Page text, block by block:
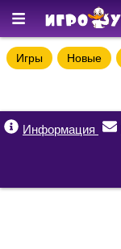
Игры Новые
Информация